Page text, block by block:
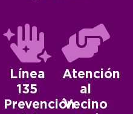
Línea
135
Prevención
Atención
al
Vecino